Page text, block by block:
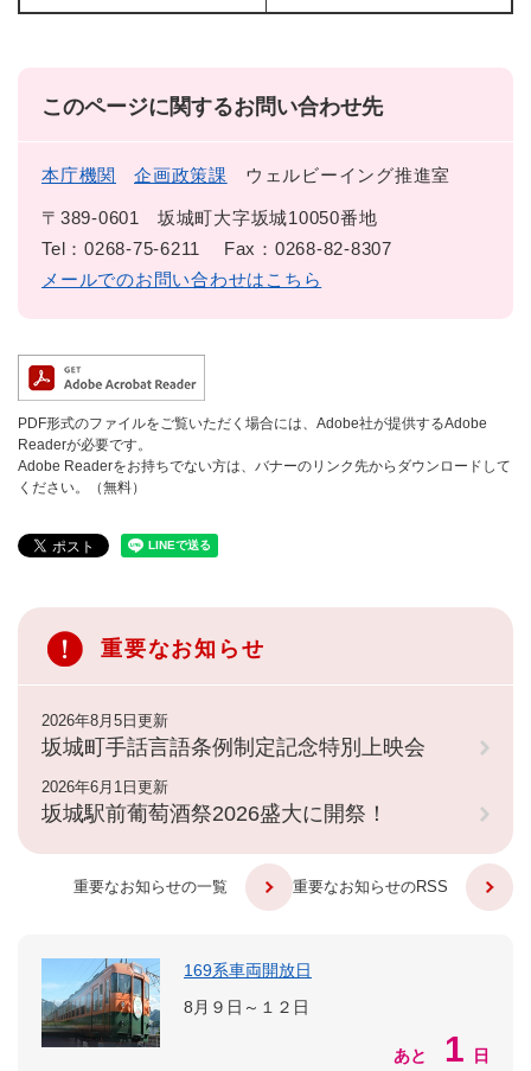
このページに関するお問い合わせ先
本庁機関 企画政策課 ウェルビーイング推進室
〒389-0601
坂城町大字坂城10050番地
Tel：0268-75-6211
Fax：0268-82-8307
メールでのお問い合わせはこちら
PDF形式のファイルをご覧いただく場合には、Adobe社が提供するAdobe
Readerが必要です。
Adobe Readerをお持ちでない方は、バナーのリンク先からダウンロードして
ください。（無料）
重要なお知らせ
2026年8月5日更新
坂城町手話言語条例制定記念特別上映会
2026年6月1日更新
坂城駅前葡萄酒祭2026盛大に開祭！
重要なお知らせの一覧 重要なお知らせのRSS
169系車両開放日
8月９日～１２日
あと 1 日